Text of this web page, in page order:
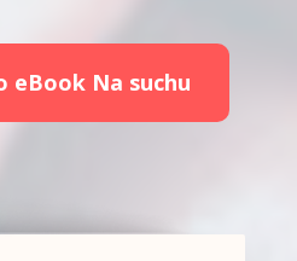
eBook Na suchu